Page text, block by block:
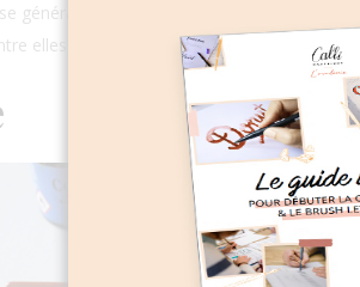
généralement de l’
elles alternativement, on obtient un